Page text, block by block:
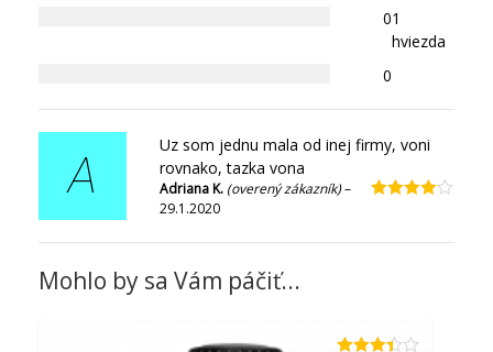
01
hviezda
0
A
Uz som jednu mala od inej firmy, voni
rovnako, tazka vona
Adriana K. (overený zákazník)–
29.1.2020
Mohlo by sa Vám páčiť...